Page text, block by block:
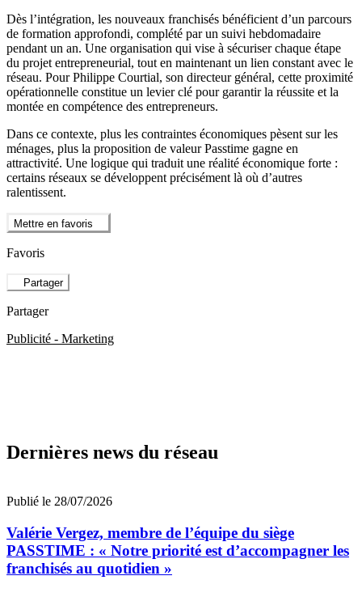
Dès l’intégration, les nouveaux franchisés bénéficient d’un parcours
de formation approfondi, complété par un suivi hebdomadaire
pendant un an. Une organisation qui vise à sécuriser chaque étape
du projet entrepreneurial, tout en maintenant un lien constant avec le
réseau. Pour Philippe Courtial, son directeur général, cette proximité
opérationnelle constitue un levier clé pour garantir la réussite et la
montée en compétence des entrepreneurs.
Dans ce contexte, plus les contraintes économiques pèsent sur les
ménages, plus la proposition de valeur Passtime gagne en
attractivité. Une logique qui traduit une réalité économique forte :
certains réseaux se développent précisément là où d’autres
ralentissent.
Mettre en favoris
Favoris
Partager
Partager
Publicité - Marketing
Dernières news du réseau
Publié le 28/07/2026
Valérie Vergez, membre de l’équipe du siège
PASSTIME : « Notre priorité est d’accompagner les
franchisés au quotidien »